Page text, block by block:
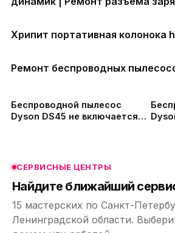
Хрипит портативная колонока
Ремонт беспроводных
Беспроводной пылесос
Dyson DS45 не включается |
СЕРВИСНЫЕ ЦЕНТРЫ
Найдите ближайший
15 мастерских по Санкт-
Ленинградской области.
ю